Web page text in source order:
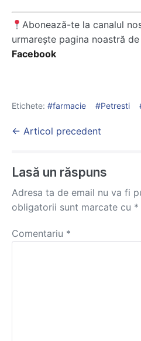
Abonează-te la canalul
urmarește pagina noastră de
Facebook
Etichete: farmacie Petresti
Post
← Articol precedent
Lasă un răspuns
Adresa ta de email nu va fi
obligatorii sunt marcate cu *
Comentariu *